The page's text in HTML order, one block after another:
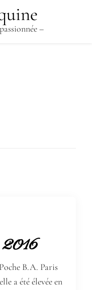
–
2016
B.A. Paris
a été élevée en